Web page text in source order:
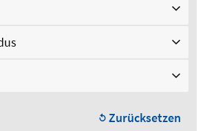
Zurücksetzen